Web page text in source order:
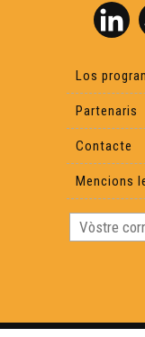
Los
Partenaris
Contacte
Mencions